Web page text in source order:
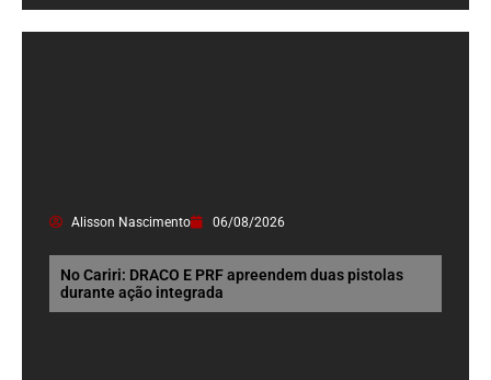
Alisson Nascimento 06/08/2026
No Cariri: DRACO E PRF apreendem duas pistolas
durante ação integrada